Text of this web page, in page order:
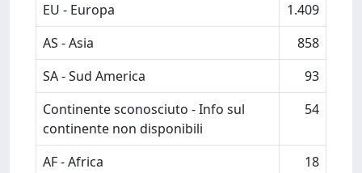
EU - Europa
1.409
AS - Asia
858
SA - Sud America
93
Continente sconosciuto - Info sul
continente non disponibili
54
AF - Africa
18